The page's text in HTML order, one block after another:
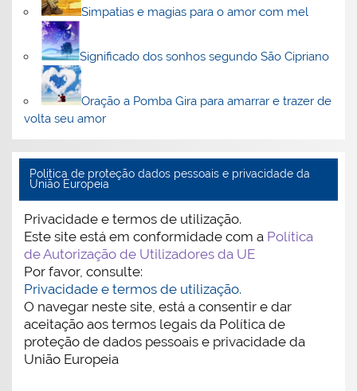
Simpatias e magias para o amor com mel
Significado dos sonhos segundo São Cipriano
Oração a Pomba Gira para amarrar e trazer de
volta seu amor
Politica de proteção dados pessoais e privacidade da
União Europeia
Privacidade e termos de utilização.
Este site está em conformidade com a Política
de Autorização de Utilizadores da UE
Por favor, consulte:
Privacidade e termos de utilização.
O navegar neste site, está a consentir e dar
aceitação aos termos legais da Política de
proteção de dados pessoais e privacidade da
União Europeia